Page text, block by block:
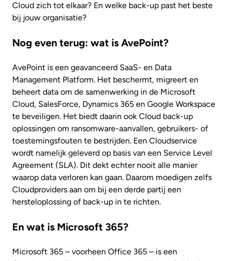
Cloud zich tot elkaar? En welke back-up past het beste
bij jouw organisatie?
Nog even terug: wat is AvePoint?
AvePoint is een geavanceerd SaaS- en Data
Management Platform. Het beschermt, migreert en
beheert data om de samenwerking in de Microsoft
Cloud, SalesForce, Dynamics 365 en Google Workspace
te beveiligen. Het biedt daarin ook Cloud back-up
oplossingen om ransomware-aanvallen, gebruikers- of
toestemingsfouten te bestrijden. Een Cloudservice
wordt namelijk geleverd op basis van een Service Level
Agreement (SLA). Dit dekt echter nooit alle manier
waarop data verloren kan gaan. Daarom moedigen zelfs
Cloudproviders aan om bij een derde partij een
hersteloplossing of back-up in te richten.
En wat is Microsoft 365?
Microsoft 365 – voorheen Office 365 – is een